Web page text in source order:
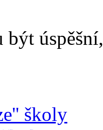
školy